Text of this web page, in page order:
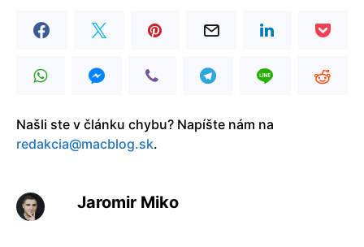
Našli ste v článku chybu? Napíšte nám na
redakcia@macblog.sk.
Jaromir Miko